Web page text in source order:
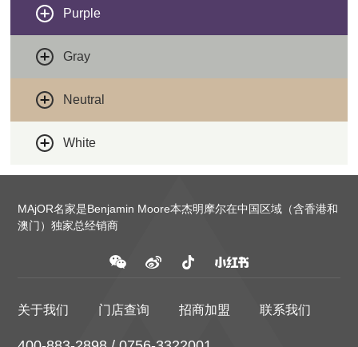
Purple
Gray
Neutral
White
MAjOR名家是Benjamin Moore本杰明摩尔在中国区域（含香港和
澳门）独家总经销商
关于我们 门店查询 招商加盟 联系我们